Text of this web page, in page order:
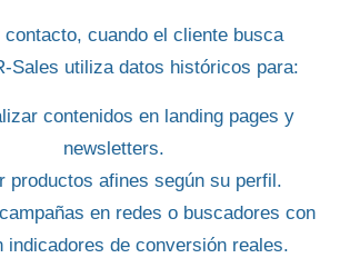
contacto, cuando el cliente busca
Sales utiliza datos históricos para:
contenidos en landing pages y
newsletters.
productos afines según su perfil.
en redes o buscadores con
indicadores de conversión reales.